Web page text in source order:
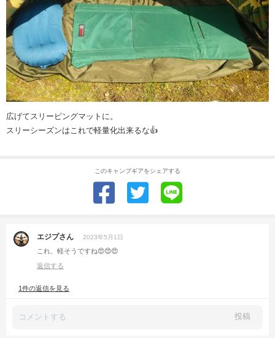
広げてスリーピングマットに。
スリーシーズンはこれで軽量化出来るな👍
このキャンプギアをシェアする
エジプさん 2023年5月1日
これ、軽そうですね😍😍😍
返信する
1件の返信を見る
投稿